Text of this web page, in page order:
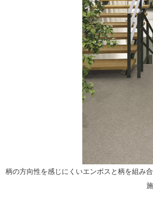
柄の方向性を感じにくいエンボスと柄を組み